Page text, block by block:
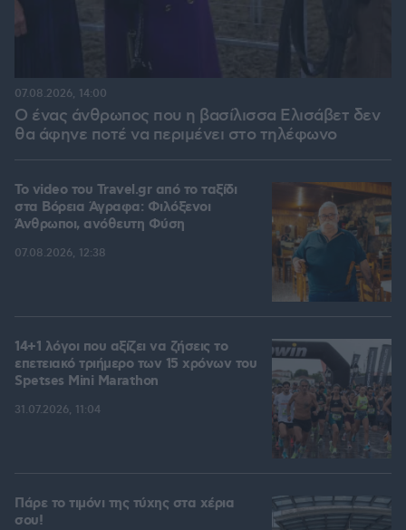
Ο ένας άνθρωπος που η βασίλισσα Ελισάβετ δεν
θα άφηνε ποτέ να περιμένει στο τηλέφωνο
07.08.2026, 14:00
To video του Travel.gr από το ταξίδι
στα Βόρεια Άγραφα: Φιλόξενοι
Άνθρωποι, ανόθευτη Φύση
07.08.2026, 12:38
14+1 λόγοι που αξίζει να ζήσεις το
επετειακό τριήμερο των 15 χρόνων του
Spetses Mini Marathon
31.07.2026, 11:04
Πάρε το τιμόνι της τύχης στα χέρια
σου!